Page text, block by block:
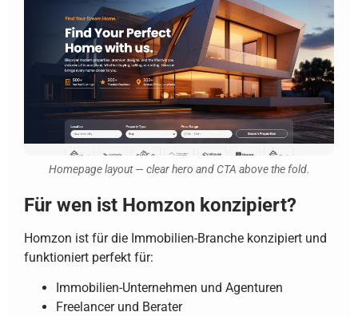
Homepage layout — clear hero and CTA above the fold.
Für wen ist Homzon konzipiert?
Homzon ist für die Immobilien-Branche konzipiert und
funktioniert perfekt für:
Immobilien-Unternehmen und Agenturen
Freelancer und Berater